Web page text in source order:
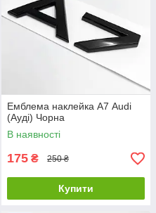
Емблема наклейка А7 Audi
(Ауді) Чорна
В наявності
175 ₴ 250 ₴
Купити